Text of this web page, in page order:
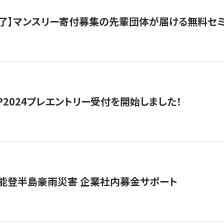
】マンスリー寄付募集の先輩団体が届ける無料セ
プレエントリー受付を開始しました！
登半島豪雨災害 企業社内募金サポート